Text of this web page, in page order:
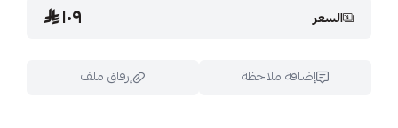
السعر ١٠٩
إضافة ملاحظة إرفاق ملف